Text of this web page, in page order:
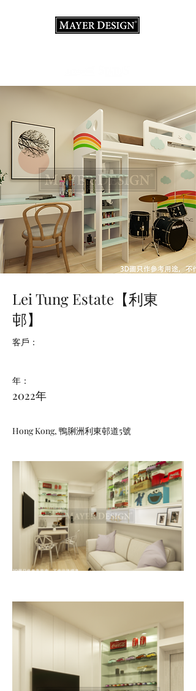
Lei Tung Estate【利東
邨】
客戶：
年：
2022年
Hong Kong, 鴨脷洲利東邨道5號